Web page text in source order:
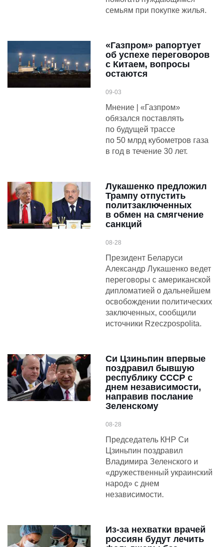
семьям при покупке жилья.
«Газпром» рапортует
об успехе переговоров
с Китаем, вопросы
остаются
09-03
Мнение | «Газпром»
обязался поставлять
по будущей трассе
по 50 млрд кубометров газа
в год в течение 30 лет.
Лукашенко предложил
Трампу отпустить
политзаключенных
в обмен на смягчение
санкций
08-28
Президент Беларуси
Александр Лукашенко ведет
переговоры с американской
дипломатией о дальнейшем
освобождении политических
заключенных, сообщили
источники Rzeczpospolita.
Си Цзиньпин впервые
поздравил бывшую
республику СССР с
днем независимости,
направив послание
Зеленскому
08-28
Председатель КНР Си
Цзиньпин поздравил
Владимира Зеленского и
«дружественный украинский
народ» с днем
независимости.
Из-за нехватки врачей
россиян будут лечить